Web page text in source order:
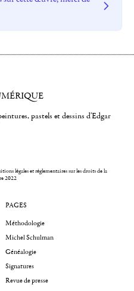
pastels et dessins d'Edgar
légales et réglementaires sur les droits de la
2022
PAGES
Méthodologie
Michel Schulman
Généalogie
Signatures
Revue de presse